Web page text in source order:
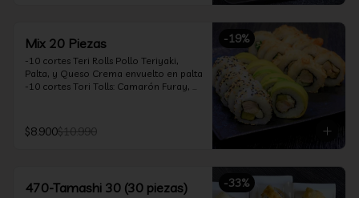
-19%
Mix 20 Piezas
-10 cortes Teri Rolls Pollo Teriyaki,
Palta, y Queso Crema envuelto en palta
-10 cortes Tori Tolls: Camarón Furay,
teriyaki 30ml
$8.900$10.990
-33%
470-Tamashi 30 (30 piezas)